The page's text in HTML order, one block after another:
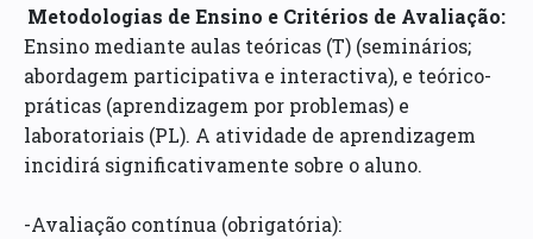
Metodologias de Ensino e Critérios de Avaliação:
Ensino mediante aulas teóricas (T) (seminários;
abordagem participativa e interactiva), e teórico-
práticas (aprendizagem por problemas) e
laboratoriais (PL). A atividade de aprendizagem
incidirá significativamente sobre o aluno.
-Avaliação contínua (obrigatória):